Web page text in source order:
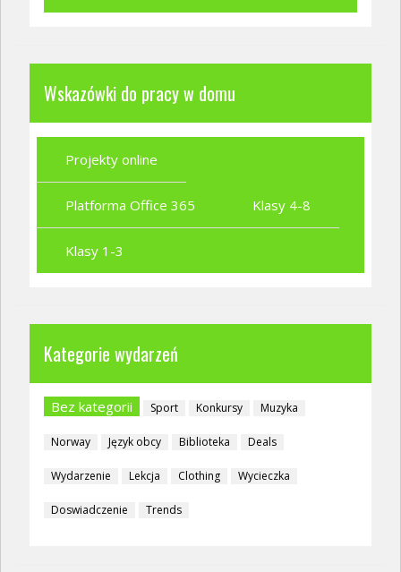
Wskazówki do pracy w domu
Projekty online
Platforma Office 365 Klasy 4-8
Klasy 1-3
Kategorie wydarzeń
Bez kategorii Sport Konkursy Muzyka
Norway Język obcy Biblioteka Deals
Wydarzenie Lekcja Clothing Wycieczka
Doswiadczenie Trends